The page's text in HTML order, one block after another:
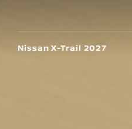
Nissan X-Trail 2027